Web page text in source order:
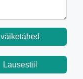
väiketähed
Lausestiil